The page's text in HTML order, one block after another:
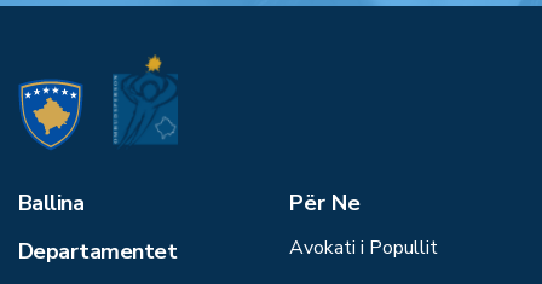
Ballina
Departamentet
Për Ne
Avokati i Popullit